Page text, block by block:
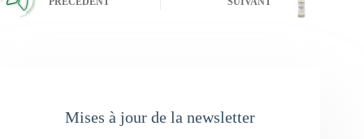
Mises à jour de la newsletter